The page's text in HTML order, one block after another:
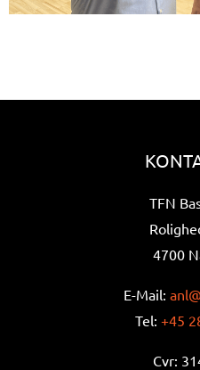
TFN
4700
E-Mail:
Tel: +45
Cvr: